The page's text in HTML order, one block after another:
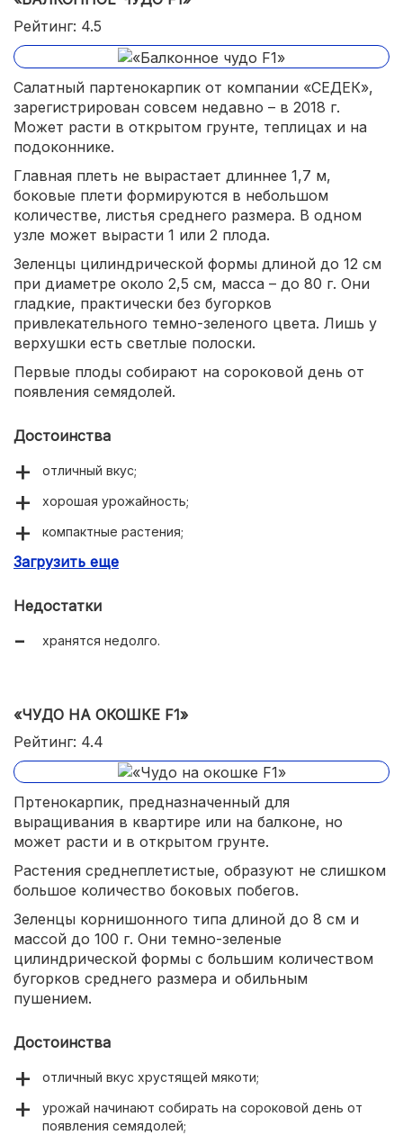
Рейтинг: 4.5
Салатный партенокарпик от компании «СЕДЕК»,
зарегистрирован совсем недавно – в 2018 г.
Может расти в открытом грунте, теплицах и на
подоконнике.
Главная плеть не вырастает длиннее 1,7 м,
боковые плети формируются в небольшом
количестве, листья среднего размера. В одном
узле может вырасти 1 или 2 плода.
Зеленцы цилиндрической формы длиной до 12 см
при диаметре около 2,5 см, масса – до 80 г. Они
гладкие, практически без бугорков
привлекательного темно-зеленого цвета. Лишь у
верхушки есть светлые полоски.
Первые плоды собирают на сороковой день от
появления семядолей.
Достоинства
отличный вкус;
хорошая урожайность;
компактные растения;
хороший иммунитет.
Загрузить еще
Недостатки
хранятся недолго.
«ЧУДО НА ОКОШКЕ F1»
Рейтинг: 4.4
Пртенокарпик, предназначенный для
выращивания в квартире или на балконе, но
может расти и в открытом грунте.
Растения среднеплетистые, образуют не слишком
большое количество боковых побегов.
Зеленцы корнишонного типа длиной до 8 см и
массой до 100 г. Они темно-зеленые
цилиндрической формы с большим количеством
бугорков среднего размера и обильным
пушением.
Достоинства
отличный вкус хрустящей мякоти;
урожай начинают собирать на сороковой день от
появления семядолей;